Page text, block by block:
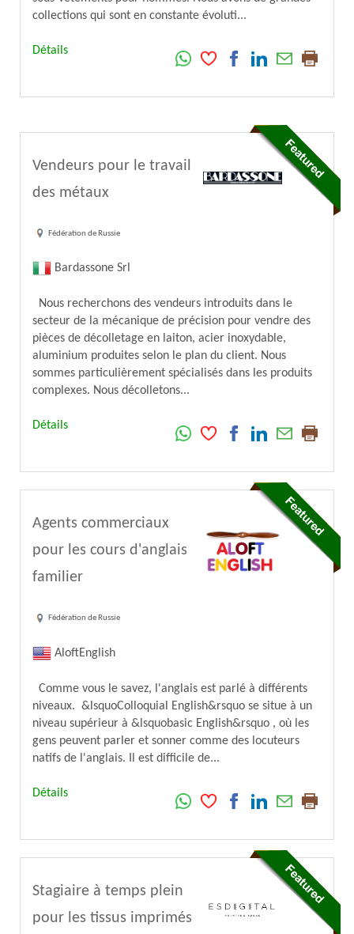
collections qui sont en constante évoluti...
Détails
Vendeurs pour le travail
des métaux
Fédération de Russie
Bardassone Srl
Nous recherchons des vendeurs introduits dans le
secteur de la mécanique de précision pour vendre des
pièces de décolletage en laiton, acier inoxydable,
aluminium produites selon le plan du client. Nous
sommes particulièrement spécialisés dans les produits
complexes. Nous décolletons...
Détails
Agents commerciaux
pour les cours d'anglais
familier
Fédération de Russie
AloftEnglish
Comme vous le savez, l'anglais est parlé à différents
niveaux. &lsquoColloquial English&rsquo se situe à un
niveau supérieur à &lsquobasic English&rsquo , où les
gens peuvent parler et sonner comme des locuteurs
natifs de l'anglais. Il est difficile de...
Détails
Stagiaire à temps plein
pour les tissus imprimés